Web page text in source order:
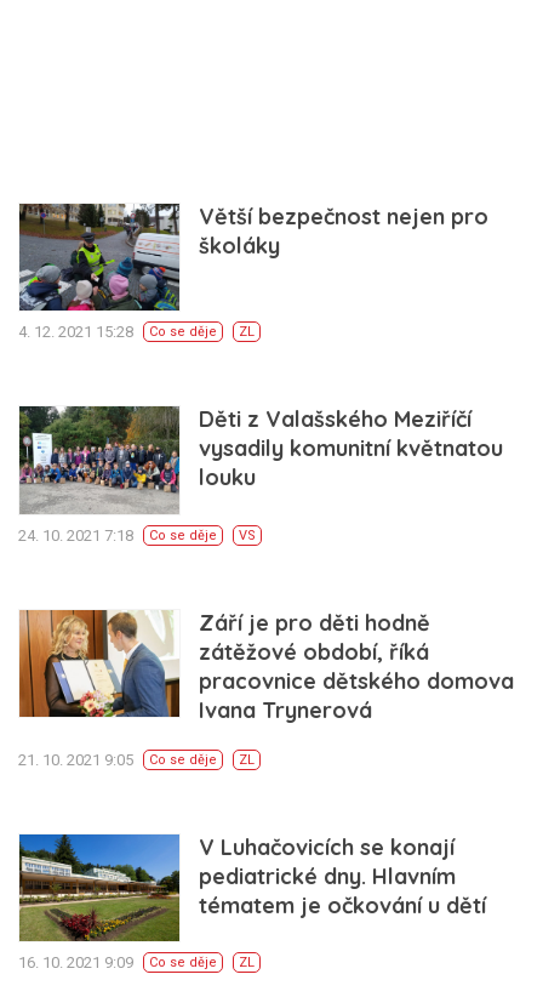
Větší bezpečnost nejen pro
školáky
4. 12. 2021 15:28 Co se děje ZL
Děti z Valašského Meziříčí
vysadily komunitní květnatou
louku
24. 10. 2021 7:18 Co se děje VS
Září je pro děti hodně
zátěžové období, říká
pracovnice dětského domova
Ivana Trynerová
21. 10. 2021 9:05 Co se děje ZL
V Luhačovicích se konají
pediatrické dny. Hlavním
tématem je očkování u dětí
16. 10. 2021 9:09 Co se děje ZL